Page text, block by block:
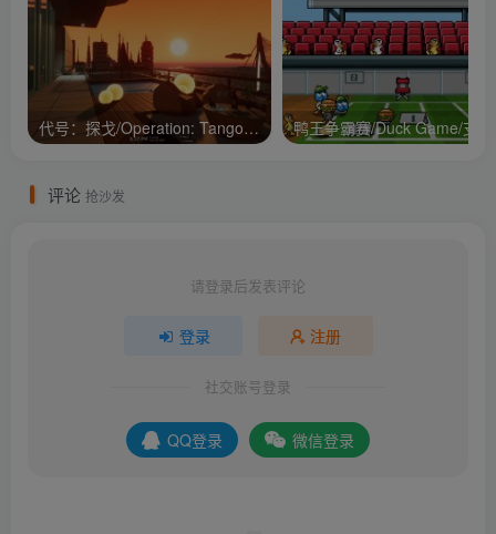
代号：探戈/Operation: Tango/支持网络联机
评论 抢沙发
请登录后发表评论
登录 注册
社交账号登录
QQ登录 微信登录